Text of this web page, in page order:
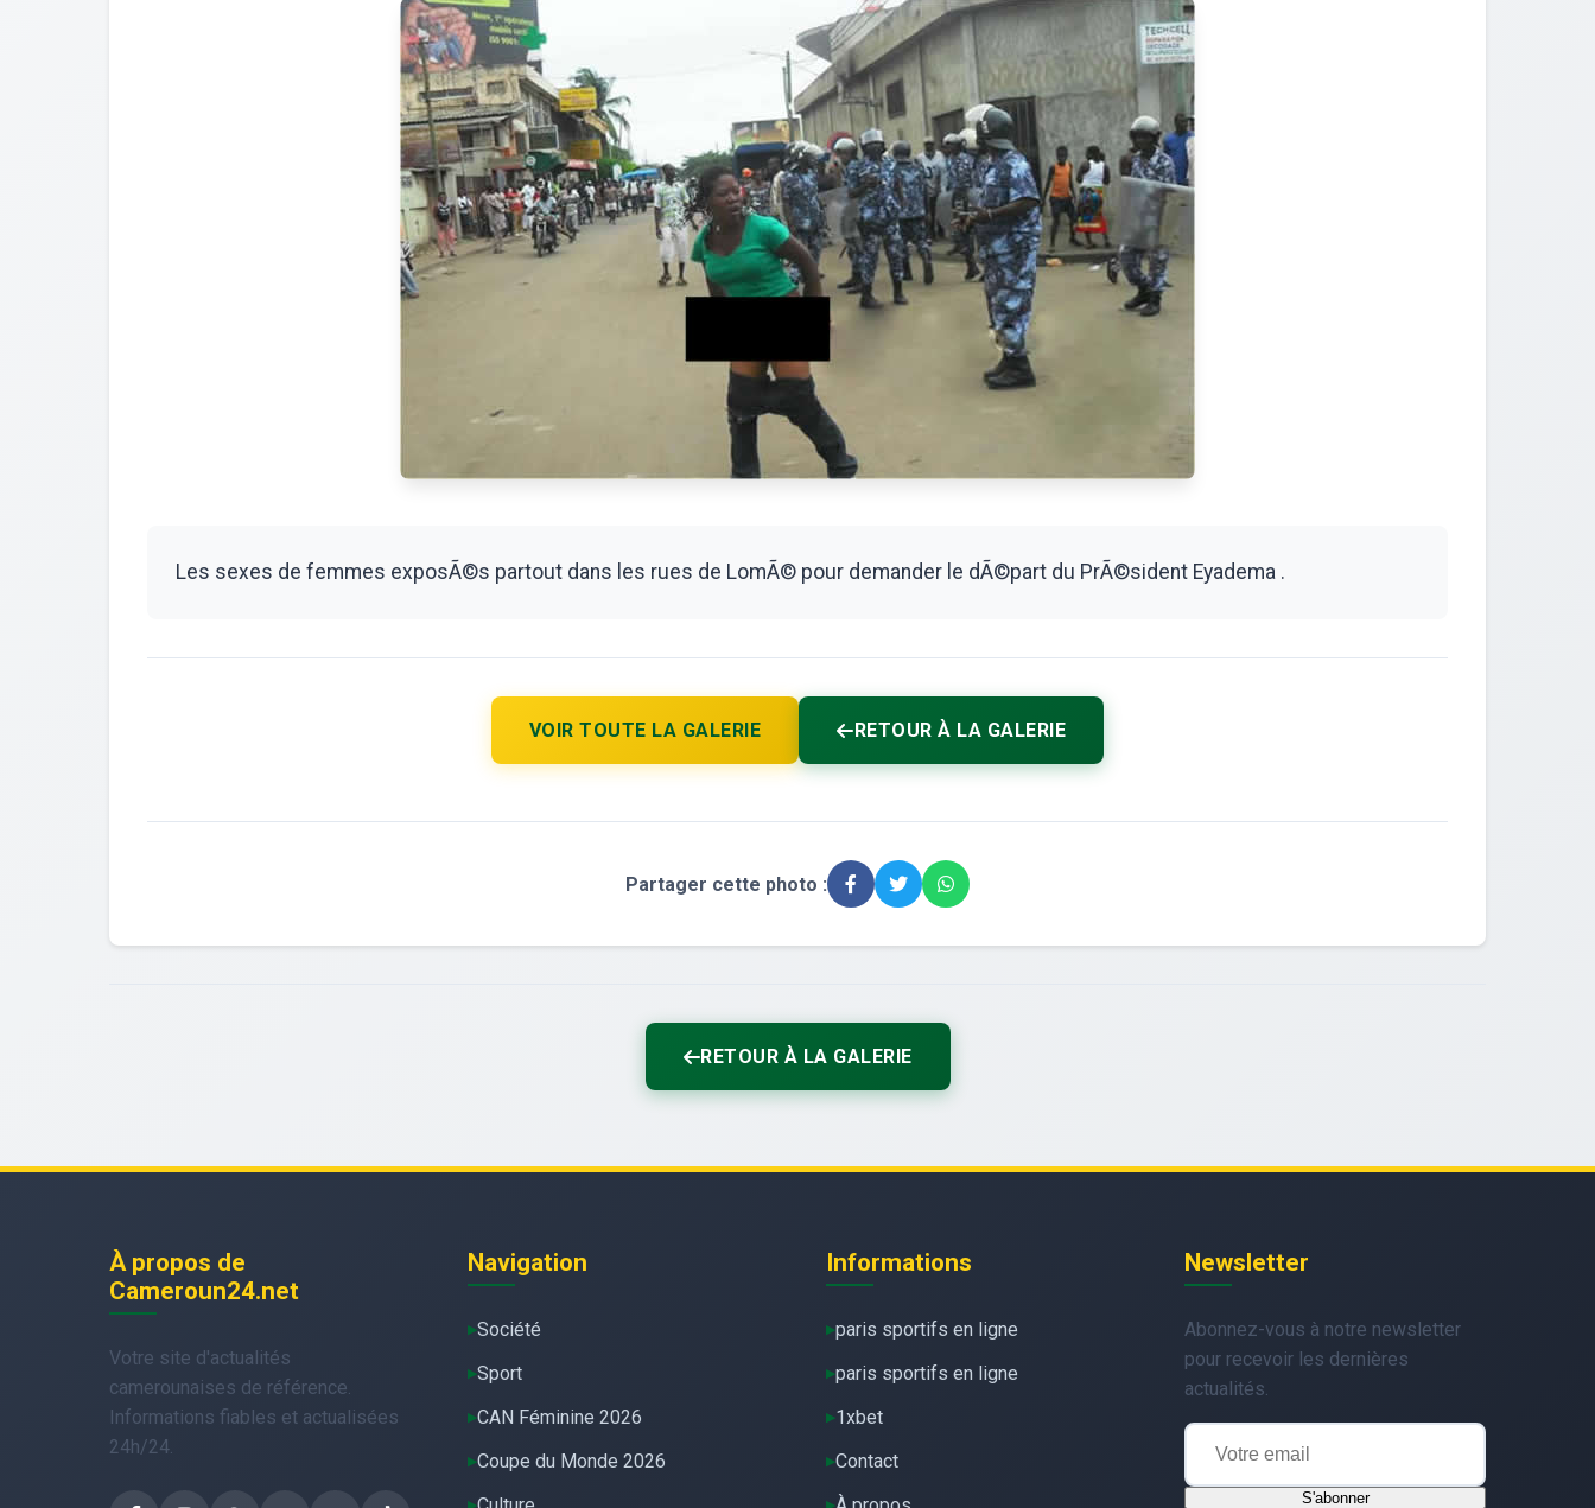
Les sexes de femmes exposÃ©s partout dans les rues de LomÃ© pour demander le dÃ©part du PrÃ©sident Eyadema .
VOIR TOUTE LA GALERIE RETOUR À LA GALERIE
Partager cette photo :
RETOUR À LA GALERIE
À propos de
Cameroun24.net
Votre site d'actualités
camerounaises de référence.
Informations fiables et actualisées
24h/24.
Navigation
Société
Sport
CAN Féminine 2026
Coupe du Monde 2026
Informations
paris sportifs en ligne
paris sportifs en ligne
1xbet
Contact
Newsletter
Abonnez-vous à notre newsletter
pour recevoir les dernières
actualités.
S'abonner